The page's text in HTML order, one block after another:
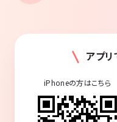
アプリ
iPhoneの方はこちら